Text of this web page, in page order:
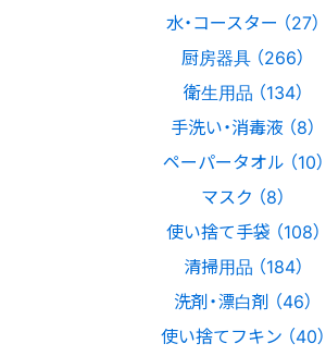
水・コースター （27）
厨房器具 （266）
衛生用品 （134）
手洗い・消毒液 （8）
ペーパータオル （10）
マスク （8）
使い捨て手袋 （108）
清掃用品 （184）
洗剤・漂白剤 （46）
使い捨てフキン （40）